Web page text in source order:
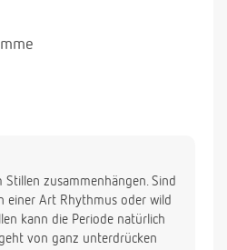
Stillen zusammenhängen. Sind
einer Art Rhythmus oder wild
kann die Periode natürlich
von ganz unterdrücken